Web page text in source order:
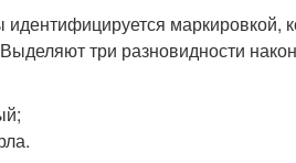
маркировкой,
три разновидности